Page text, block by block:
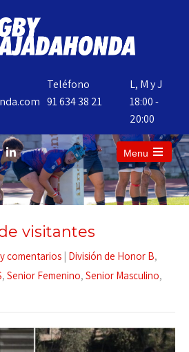
Teléfono
91 634 38 21
L, M y J
18:00 -
20:00
Menu
visitantes
comentarios | División de Honor B,
, Senior Femenino, Senior Masculino,